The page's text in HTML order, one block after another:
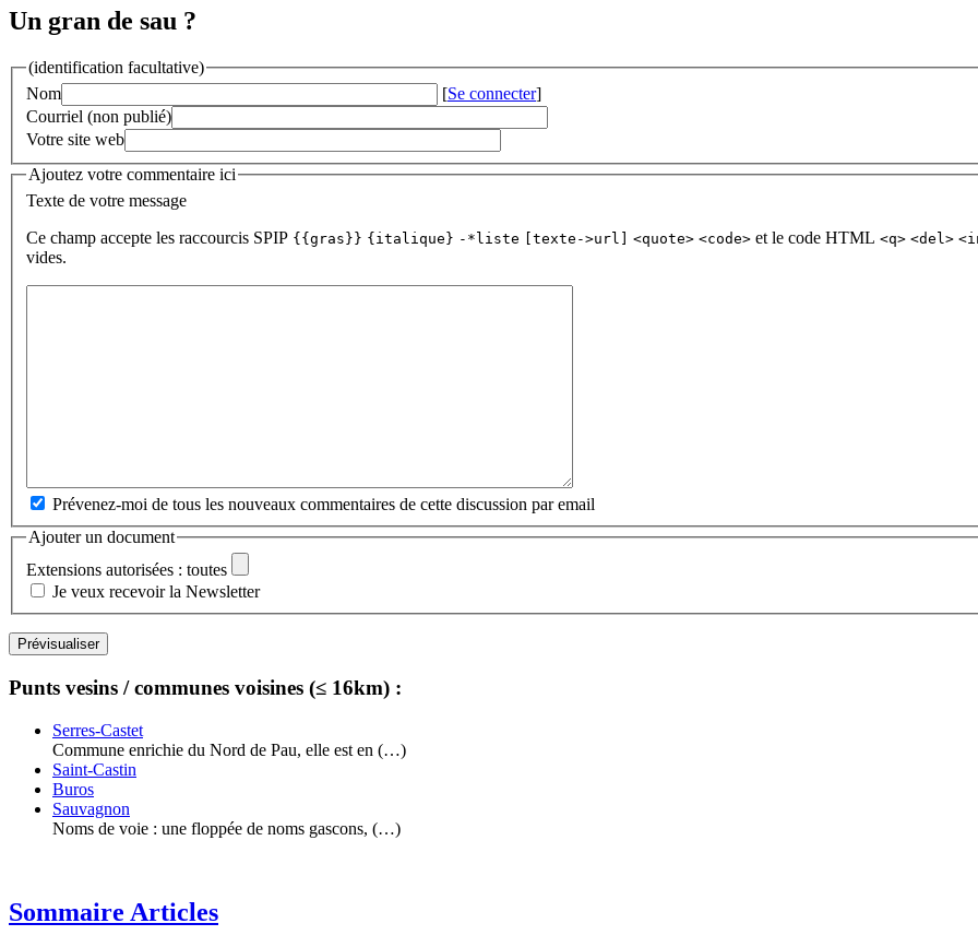
Un gran de sau ?
(identification facultative)
Nom
[Se connecter]
Courriel (non publié)
Votre site web
Ajoutez votre commentaire ici
Texte de votre message
Ce champ accepte les raccourcis SPIP {{gras}} {italique} -*liste [texte->url] <quote> <code> et le code HTML <q> <del>
vides.
Prévenez-moi de tous les nouveaux commentaires de cette discussion par email
Ajouter un document
Extensions autorisées : toutes
Je veux recevoir la Newsletter
Punts vesins / communes voisines (≤ 16km) :
Serres-Castet
Commune enrichie du Nord de Pau, elle est en (…)
Saint-Castin
Buros
Sauvagnon
Noms de voie : une floppée de noms gascons, (…)
Sommaire Articles